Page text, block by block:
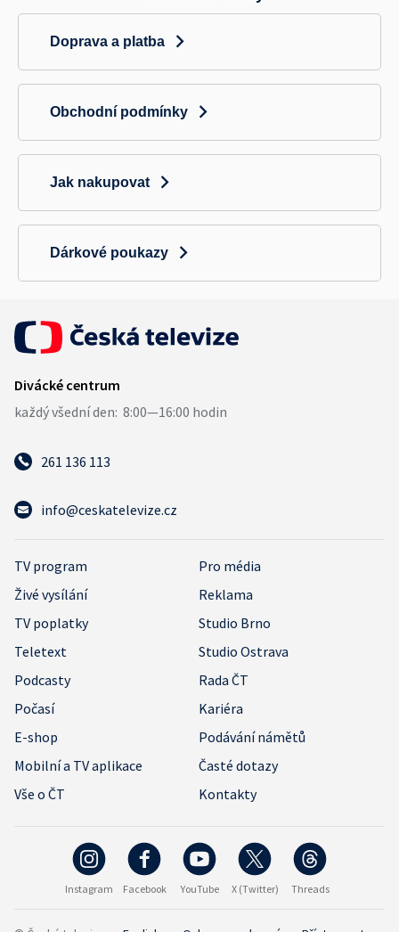
Doprava a platba
Obchodní podmínky
Jak nakupovat
Dárkové poukazy
261 136 113
info@ceskatelevize.cz
TV program
Pro média
Živé vysílání
Reklama
TV poplatky
Studio Brno
Teletext
Studio Ostrava
Podcasty
Rada ČT
Počasí
Kariéra
E-shop
Podávání námětů
Mobilní a TV aplikace
Časté dotazy
Vše o ČT
Kontakty
Instagram Facebook YouTube X (Twitter) Threads